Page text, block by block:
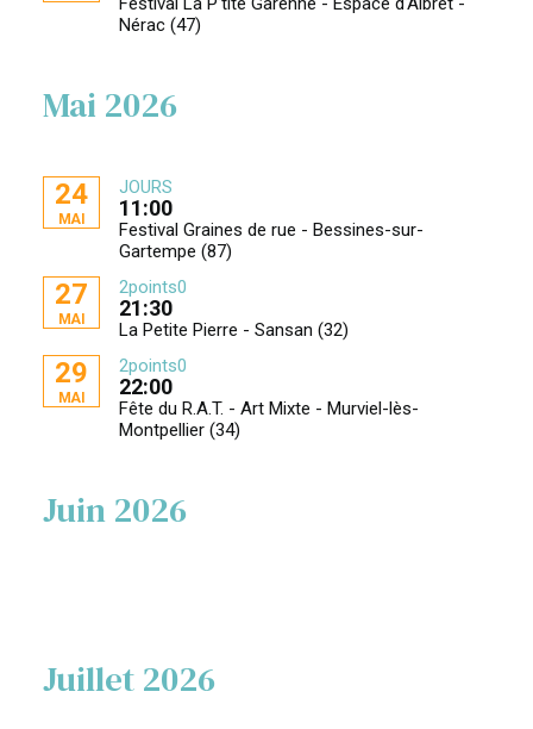
Nérac (47)
Mai 2026
24
MAI
JOURS
11:00
Festival Graines de rue - Bessines-sur-
Gartempe (87)
27
MAI
2points0
21:30
La Petite Pierre - Sansan (32)
29
MAI
2points0
22:00
Fête du R.A.T. - Art Mixte - Murviel-lès-
Montpellier (34)
Juin 2026
Juillet 2026